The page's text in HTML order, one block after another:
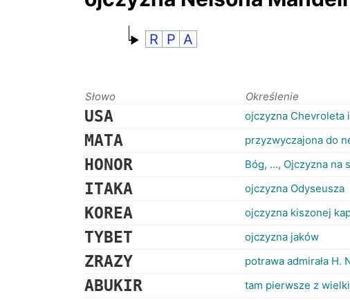
R P A
Słowo Określenie
USA ojczyzna Chevroleta
MATA przyzwyczajona do
HONOR Bóg, ..., Ojczyzna na
ITAKA ojczyzna Odyseusza
KOREA ojczyzna kiszonej
TYBET ojczyzna jaków
ZRAZY potrawa admirała H.
ABUKIR tam pierwsze z